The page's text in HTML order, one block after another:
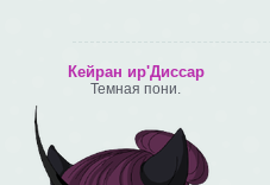
Кейран ир'Диссар
Темная пони.